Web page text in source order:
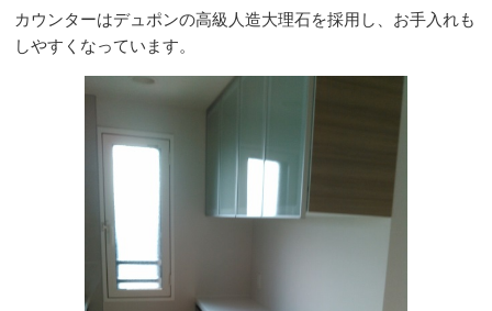
カウンターはデュポンの高級人造大理石を採用し、お手入れも
しやすくなっています。